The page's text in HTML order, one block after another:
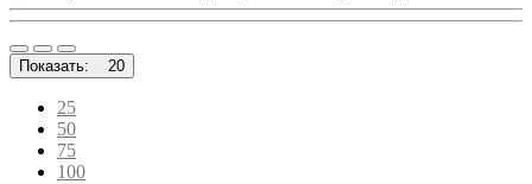
Показать: 20
25
50
75
100